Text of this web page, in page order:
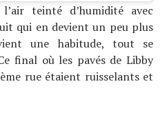
teinté d’humidité avec
qui en devient un peu plus
une habitude, tout se
final où les pavés de Libby
rue étaient ruisselants et